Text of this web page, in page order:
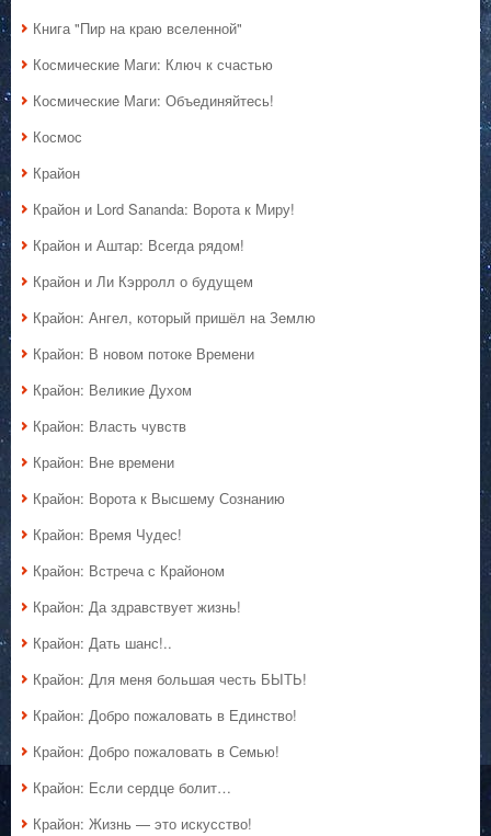
Книга "Пир на краю вселенной"
Космические Маги: Ключ к счастью
Космические Маги: Объединяйтесь!
Космос
Крайон
Крайон и Lord Sananda: Ворота к Миру!
Крайон и Аштар: Всегда рядом!
Крайон и Ли Кэрролл о будущем
Крайон: Ангел, который пришёл на Землю
Крайон: В новом потоке Времени
Крайон: Великие Духом
Крайон: Власть чувств
Крайон: Вне времени
Крайон: Ворота к Высшему Сознанию
Крайон: Время Чудес!
Крайон: Встреча с Крайоном
Крайон: Да здравствует жизнь!
Крайон: Дать шанс!..
Крайон: Для меня большая честь БЫТЬ!
Крайон: Добро пожаловать в Единство!
Крайон: Добро пожаловать в Семью!
Крайон: Если сердце болит…
Крайон: Жизнь — это искусство!